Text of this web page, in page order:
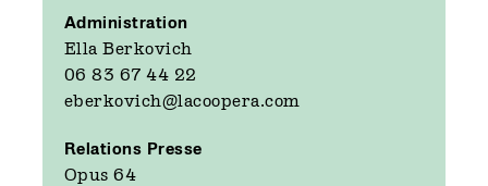
Administration
Ella Berkovich
06 83 67 44 22
eberkovich@lacoopera.com
Relations Presse
Opus 64